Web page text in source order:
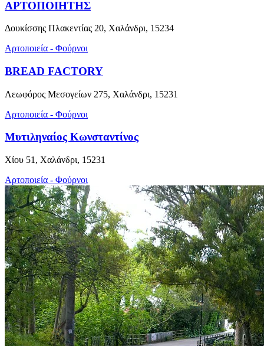
ΑΡΤΟΠΟΙΗΤΗΣ
Δουκίσσης Πλακεντίας 20, Χαλάνδρι, 15234
Αρτοποιεία - Φούρνοι
BREAD FACTORY
Λεωφόρος Μεσογείων 275, Χαλάνδρι, 15231
Αρτοποιεία - Φούρνοι
Μυτιληναίος Κωνσταντίνος
Χίου 51, Χαλάνδρι, 15231
Αρτοποιεία - Φούρνοι